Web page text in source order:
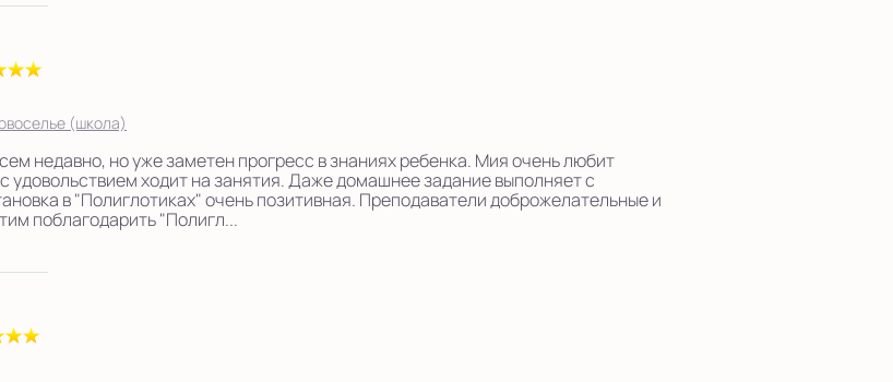
(школа)
недавно, но уже заметен прогресс в знаниях ребенка. Мия очень любит
удовольствием ходит на занятия. Даже домашнее задание выполняет с
в "Полиглотиках" очень позитивная. Преподаватели доброжелательные и
поблагодарить "Полигл...